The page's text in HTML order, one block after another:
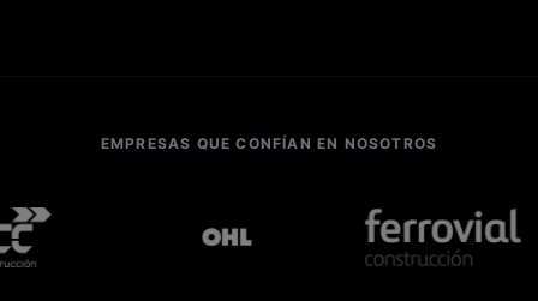
EMPRESAS QUE CONFÍAN EN NOSOTROS